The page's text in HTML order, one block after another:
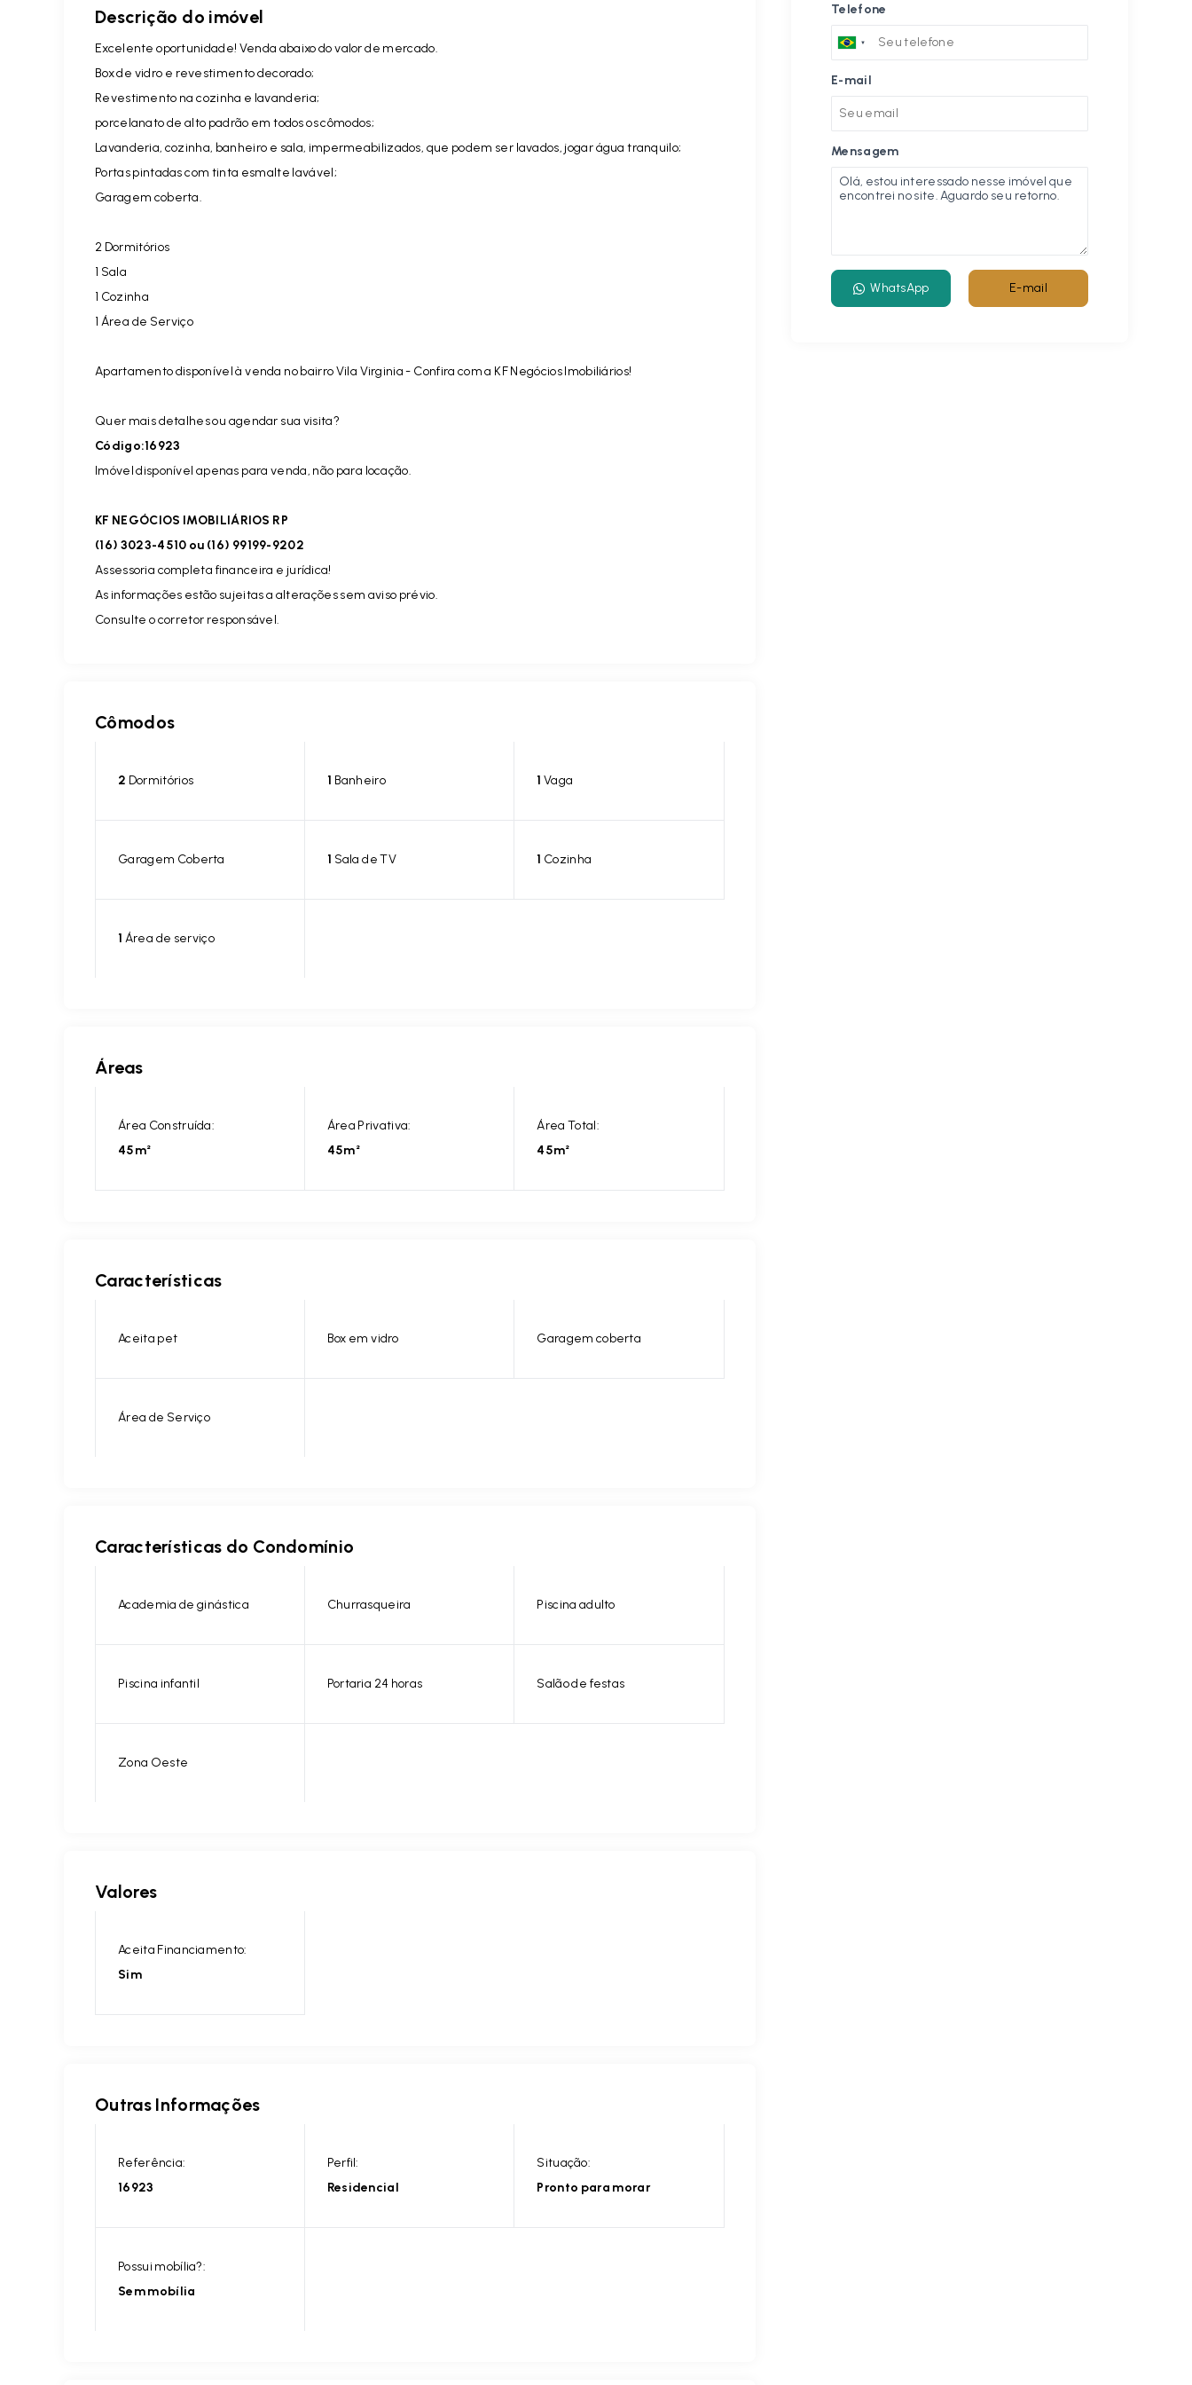
Descrição do imóvel
Excelente oportunidade! Venda abaixo do valor de mercado.
Box de vidro e revestimento decorado;
Revestimento na cozinha e lavanderia;
porcelanato de alto padrão em todos os cômodos;
Lavanderia, cozinha, banheiro e sala, impermeabilizados, que podem ser lavados, jogar água tranquilo;
Portas pintadas com tinta esmalte lavável;
Garagem coberta.
2 Dormitórios
1 Sala
1 Cozinha
1 Área de Serviço
Apartamento disponível à venda no bairro Vila Virginia - Confira com a KF Negócios Imobiliários!
Quer mais detalhes ou agendar sua visita?
Código:16923
Imóvel disponível apenas para venda, não para locação.
KF NEGÓCIOS IMOBILIÁRIOS RP
(16) 3023-4510 ou (16) 99199-9202
Assessoria completa financeira e jurídica!
As informações estão sujeitas a alterações sem aviso prévio.
Consulte o corretor responsável.
Cômodos
2 Dormitórios 1 Banheiro 1 Vaga
Garagem Coberta 1 Sala de TV 1 Cozinha
1 Área de serviço
Áreas
Área Construída:
45m²
Área Privativa:
45m²
Área Total:
45m²
Características
Aceita pet Box em vidro Garagem coberta
Área de Serviço
Características do Condomínio
Academia de ginástica Churrasqueira Piscina adulto
Piscina infantil Portaria 24 horas Salão de festas
Zona Oeste
Valores
Aceita Financiamento:
Sim
Outras Informações
Referência:
16923
Perfil:
Residencial
Situação:
Pronto para morar
Possui mobília?:
Sem mobília
Telefone
E-mail
Mensagem
WhatsApp E-mail